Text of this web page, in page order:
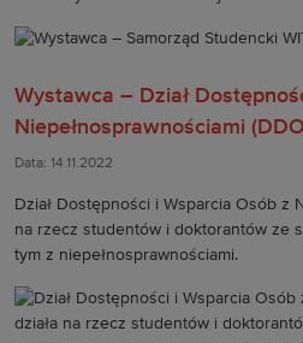
Wystawca – Dział
Niepełnosprawnościami
Data: 14.11.2022
Dział Dostępności i Wsparcia Osób z
na rzecz studentów i doktorantów ze
tym z niepełnosprawnościami.